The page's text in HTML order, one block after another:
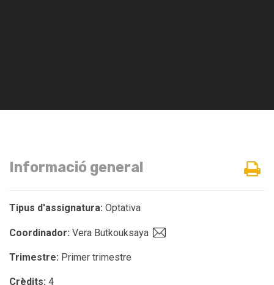
Informació general
Tipus d'assignatura: Optativa
Coordinador: Vera Butkouksaya
Trimestre: Primer trimestre
Crèdits: 4